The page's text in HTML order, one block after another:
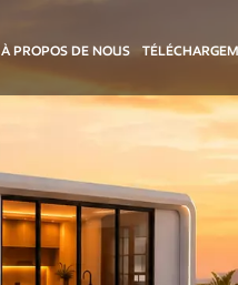
À PROPOS DE NOUS